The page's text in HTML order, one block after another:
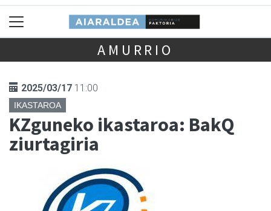
AMURRIO
2025/03/17 11:00
IKASTAROA
KZguneko ikastaroa: BakQ
ziurtagiria